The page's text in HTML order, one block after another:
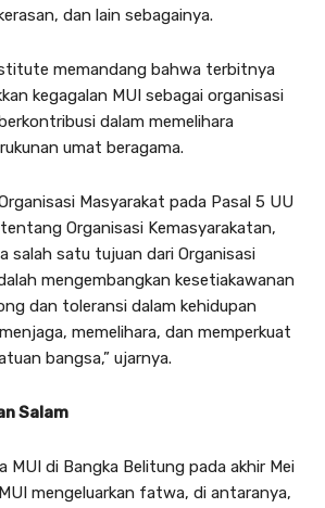
dan lain sebagainya.
memandang bahwa terbitnya
kegagalan MUI sebagai organisasi
dalam memelihara
umat beragama.
Masyarakat pada Pasal 5 UU
Organisasi Kemasyarakatan,
salah satu tujuan dari Organisasi
mengembangkan kesetiakawanan
dan toleransi dalam kehidupan
memelihara, dan memperkuat
bangsa,” ujarnya.
Salam
MUI di Bangka Belitung pada akhir Mei
mengeluarkan fatwa, di antaranya,